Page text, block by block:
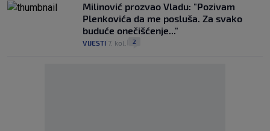
Milinović prozvao Vladu: "Pozivam
Plenkovića da me posluša. Za svako
buduće onečišćenje..."
VIJESTI 7. kol. 2